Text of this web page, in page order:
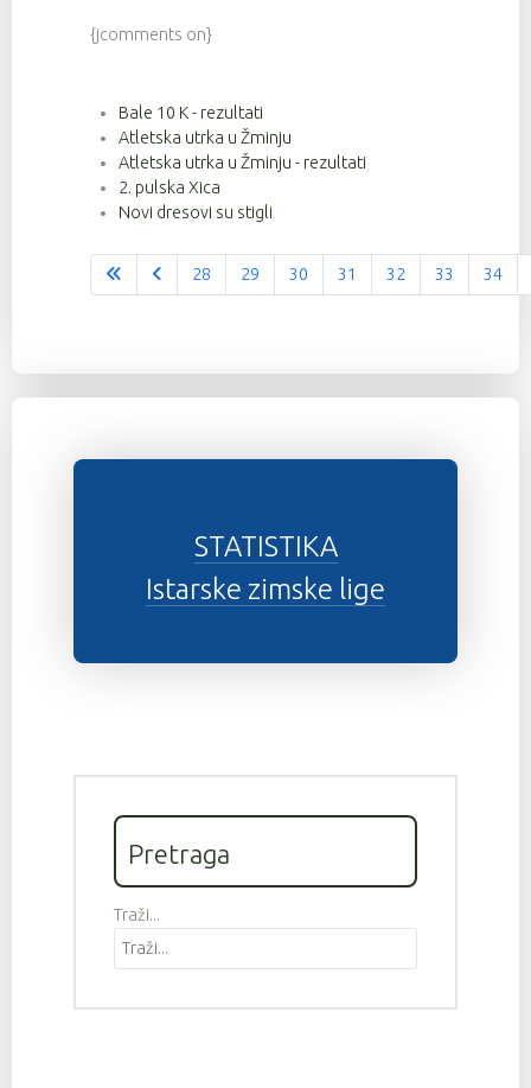
{jcomments on}
Bale 10 K - rezultati
Atletska utrka u Žminju
Atletska utrka u Žminju - rezultati
2. pulska Xica
Novi dresovi su stigli
Stranica 36 od 37
28 29 30 31 32 33 34
STATISTIKA
Istarske zimske lige
Pretraga
Traži...